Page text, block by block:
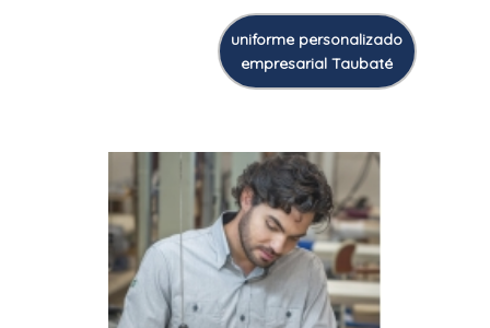
uniforme personalizado
empresarial Taubaté